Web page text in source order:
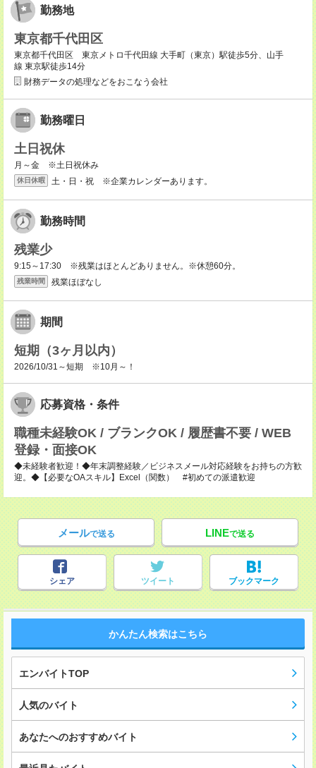
勤務地
東京都千代田区
東京都千代田区 東京メトロ千代田線 大手町（東京）駅徒歩5分、山手
線 東京駅徒歩14分
財務データの処理などをおこなう会社
勤務曜日
土日祝休
月～金 ※土日祝休み
休日休暇 土・日・祝 ※企業カレンダーあります。
勤務時間
残業少
9:15～17:30 ※残業はほとんどありません。※休憩60分。
残業時間 残業ほぼなし
期間
短期（3ヶ月以内）
2026/10/31～短期 ※10月～！
応募資格・条件
職種未経験OK / ブランクOK / 履歴書不要 / WEB
登録・面接OK
◆未経験者歓迎！◆年末調整経験／ビジネスメール対応経験をお持ちの方歓
迎。◆【必要なOAスキル】Excel（関数） #初めての派遣歓迎
メールで送る LINEで送る
シェア ツイート ブックマーク
かんたん検索はこちら
エンバイトTOP
人気のバイト
あなたへのおすすめバイト